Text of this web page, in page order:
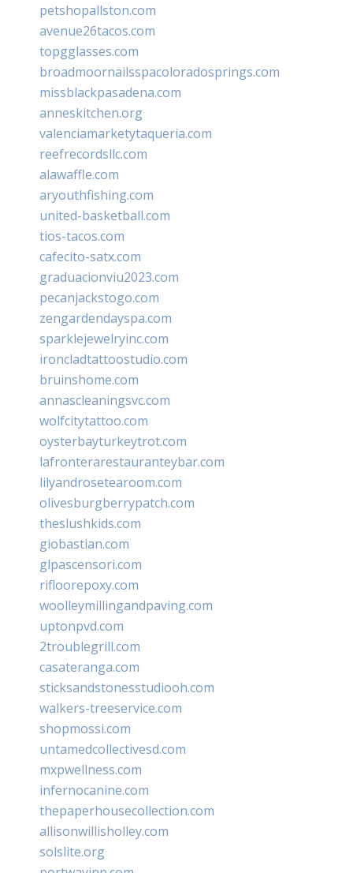
petshopallston.com
avenue26tacos.com
topgglasses.com
broadmoornailsspacoloradosprings.com
missblackpasadena.com
anneskitchen.org
valenciamarketytaqueria.com
reefrecordsllc.com
alawaffle.com
aryouthfishing.com
united-basketball.com
tios-tacos.com
cafecito-satx.com
graduacionviu2023.com
pecanjackstogo.com
zengardendayspa.com
sparklejewelryinc.com
ironcladtattoostudio.com
bruinshome.com
annascleaningsvc.com
wolfcitytattoo.com
oysterbayturkeytrot.com
lafronterarestauranteybar.com
lilyandrosetearoom.com
olivesburgberrypatch.com
theslushkids.com
giobastian.com
glpascensori.com
rifloorepoxy.com
woolleymillingandpaving.com
uptonpvd.com
2troublegrill.com
casateranga.com
sticksandstonesstudiooh.com
walkers-treeservice.com
shopmossi.com
untamedcollectivesd.com
mxpwellness.com
infernocanine.com
thepaperhousecollection.com
allisonwillisholley.com
solslite.org